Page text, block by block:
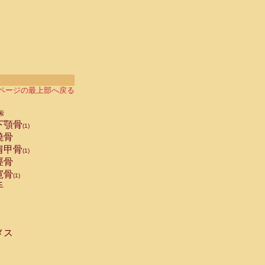
ージの最上部へ戻る
顎骨(1)
骨
甲骨(1)
骨
骨(1)
ス